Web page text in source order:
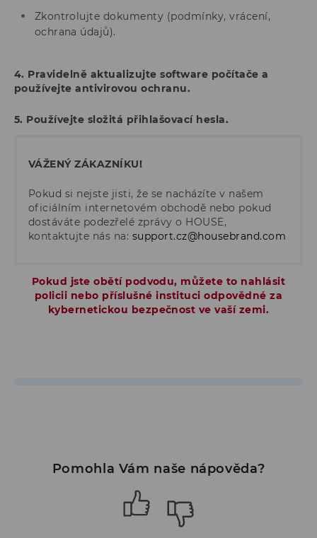
Zkontrolujte dokumenty (podmínky, vrácení,
ochrana údajů).
4. Pravidelně aktualizujte software počítače a
používejte antivirovou ochranu.
5. Používejte složitá přihlašovací hesla.
VÁŽENÝ ZÁKAZNÍKU!
Pokud si nejste jisti, že se nacházíte v našem
oficiálním internetovém obchodě nebo pokud
dostáváte podezřelé zprávy o HOUSE,
kontaktujte nás na: support.cz@housebrand.com
Pokud jste obětí podvodu, můžete to nahlásit
policii nebo příslušné instituci odpovědné za
kybernetickou bezpečnost ve vaší zemi.
Pomohla Vám naše nápověda?